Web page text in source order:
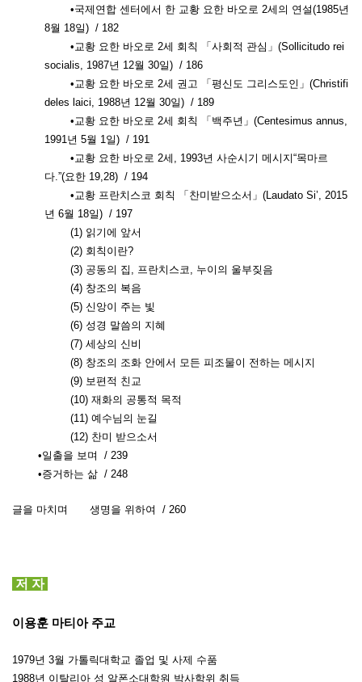
•국제연합 센터에서 한 교황 요한 바오로 2세의 연설(1985년
8월 18일) / 182
•교황 요한 바오로 2세 회칙 「사회적 관심」(Sollicitudo rei
socialis, 1987년 12월 30일) / 186
•교황 요한 바오로 2세 권고 「평신도 그리스도인」(Christifi
deles laici, 1988년 12월 30일) / 189
•교황 요한 바오로 2세 회칙 「백주년」(Centesimus annus,
1991년 5월 1일) / 191
•교황 요한 바오로 2세, 1993년 사순시기 메시지“목마르
다.”(요한 19,28) / 194
•교황 프란치스코 회칙 「찬미받으소서」(Laudato Si’, 2015
년 6월 18일) / 197
(1) 읽기에 앞서
(2) 회칙이란?
(3) 공동의 집, 프란치스코, 누이의 울부짖음
(4) 창조의 복음
(5) 신앙이 주는 빛
(6) 성경 말씀의 지혜
(7) 세상의 신비
(8) 창조의 조화 안에서 모든 피조물이 전하는 메시지
(9) 보편적 친교
(10) 재화의 공통적 목적
(11) 예수님의 눈길
(12) 찬미 받으소서
•일출을 보며 / 239
•증거하는 삶 / 248
글을 마치며 생명을 위하여 / 260
저 자
이용훈 마티아 주교
1979년 3월 가톨릭대학교 졸업 및 사제 수품
1988년 이탈리아 성 알폰소대학원 박사학위 취득